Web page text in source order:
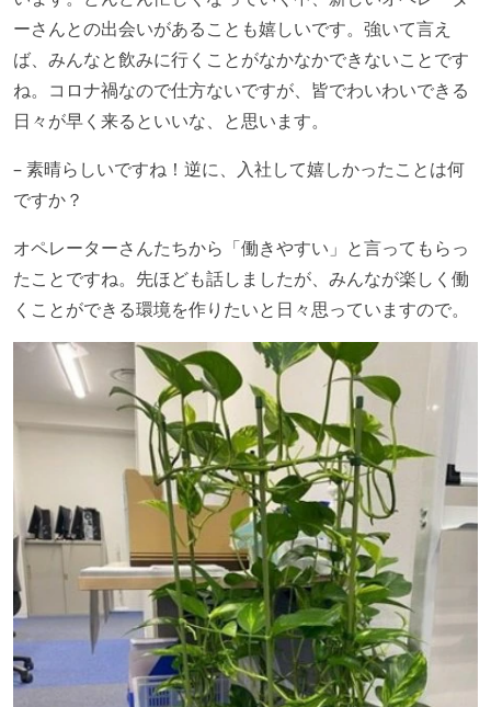
ーさんとの出会いがあることも嬉しいです。強いて言え
ば、みんなと飲みに行くことがなかなかできないことです
ね。コロナ禍なので仕方ないですが、皆でわいわいできる
日々が早く来るといいな、と思います。
– 素晴らしいですね！逆に、入社して嬉しかったことは何
ですか？
オペレーターさんたちから「働きやすい」と言ってもらっ
たことですね。先ほども話しましたが、みんなが楽しく働
くことができる環境を作りたいと日々思っていますので。